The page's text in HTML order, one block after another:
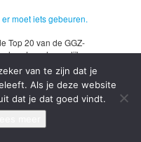
moet iets gebeuren.
Top 20 van de GGZ-
wetenschappelijk
de therapeutische impact van
van te zijn dat je
Als je deze website
dat je dat goed vindt.